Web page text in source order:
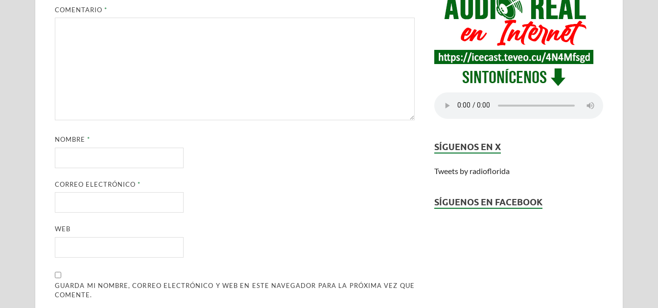
COMENTARIO*
NOMBRE*
CORREO ELECTRÓNICO*
WEB
GUARDA MI NOMBRE, CORREO ELECTRÓNICO Y WEB EN ESTE NAVEGADOR PARA LA PRÓXIMA VEZ QUE
COMENTE.
SÍGUENOS EN X
Tweets by radioflorida
SÍGUENOS EN FACEBOOK